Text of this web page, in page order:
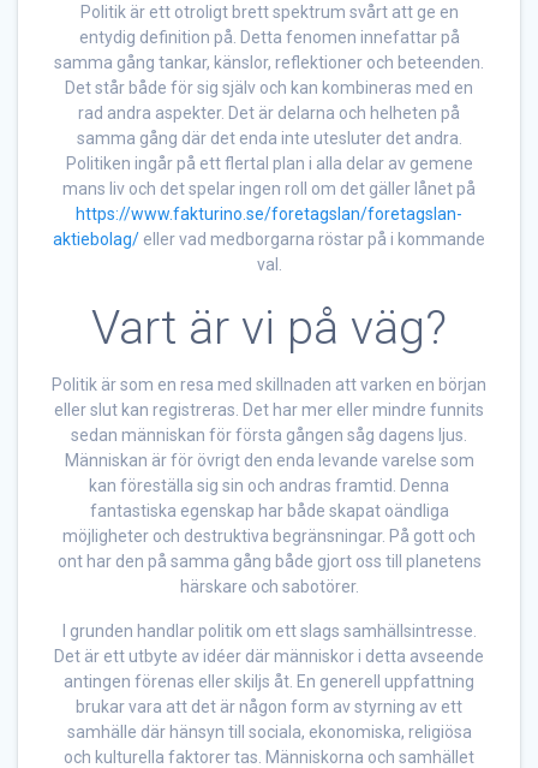
Politik är ett otroligt brett spektrum svårt att ge en
entydig definition på. Detta fenomen innefattar på
samma gång tankar, känslor, reflektioner och beteenden.
Det står både för sig själv och kan kombineras med en
rad andra aspekter. Det är delarna och helheten på
samma gång där det enda inte utesluter det andra.
Politiken ingår på ett flertal plan i alla delar av gemene
mans liv och det spelar ingen roll om det gäller lånet på
https://www.fakturino.se/foretagslan/foretagslan-
aktiebolag/ eller vad medborgarna röstar på i kommande
val.
Vart är vi på väg?
Politik är som en resa med skillnaden att varken en början
eller slut kan registreras. Det har mer eller mindre funnits
sedan människan för första gången såg dagens ljus.
Människan är för övrigt den enda levande varelse som
kan föreställa sig sin och andras framtid. Denna
fantastiska egenskap har både skapat oändliga
möjligheter och destruktiva begränsningar. På gott och
ont har den på samma gång både gjort oss till planetens
härskare och sabotörer.
I grunden handlar politik om ett slags samhällsintresse.
Det är ett utbyte av idéer där människor i detta avseende
antingen förenas eller skiljs åt. En generell uppfattning
brukar vara att det är någon form av styrning av ett
samhälle där hänsyn till sociala, ekonomiska, religiösa
och kulturella faktorer tas. Människorna och samhället